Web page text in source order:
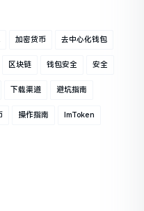
加密货币 去中心化钱包
区块链 钱包安全 安全
下载渠道 避坑指南
操作指南 ImToken